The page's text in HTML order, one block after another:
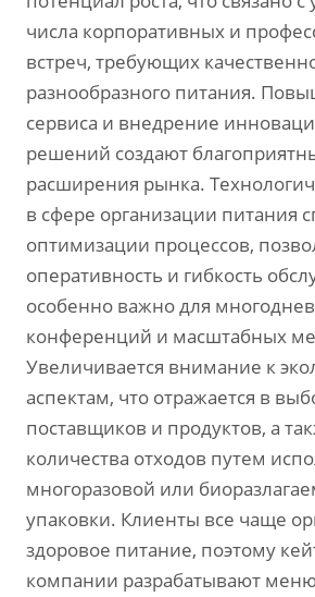
числа корпоративных и
встреч, требующих
разнообразного питания.
сервиса и внедрение
решений создают
расширения рынка.
в сфере организации питания
оптимизации процессов,
оперативность и гибкость
особенно важно для
конференций и масштабных
Увеличивается внимание к
аспектам, что отражается в
поставщиков и продуктов, а
количества отходов путем
многоразовой или
упаковки. Клиенты все чаще
здоровое питание, поэтому
компании разрабатывают